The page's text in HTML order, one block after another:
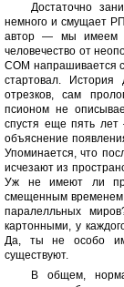
Достаточно
немного и смущает
автор — мы имеем
человечество от
COM напрашивается
стартовал. История
отрезков, сам
псионом не
спустя еще пять
объяснение
Упоминается, что
исчезают из
Уж не имеют ли
смещенным временем
паралелльных
картонными, у
Да, ты не особо им
существуют.
В общем,